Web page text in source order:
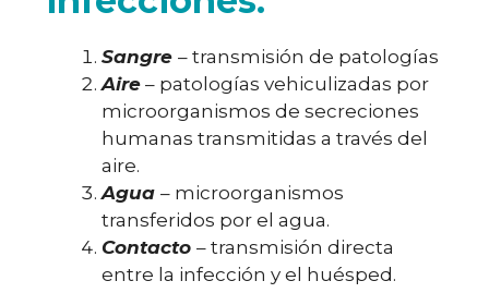
Sangre – transmisión de patologías
Aire – patologías vehiculizadas por
microorganismos de secreciones
humanas transmitidas a través del
aire.
Agua – microorganismos
transferidos por el agua.
Contacto – transmisión directa
entre la infección y el huésped.